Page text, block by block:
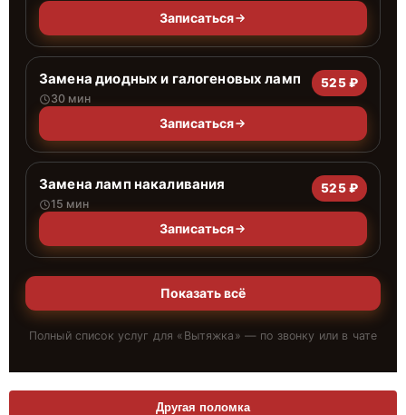
Записаться
Замена диодных и галогеновых ламп
30 мин
525 ₽
Записаться
Замена ламп накаливания
15 мин
525 ₽
Записаться
Показать всё
Полный список услуг для « Вытяжка » — по звонку или в чате
Другая поломка